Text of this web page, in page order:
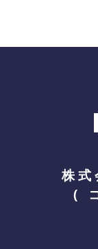
株
(